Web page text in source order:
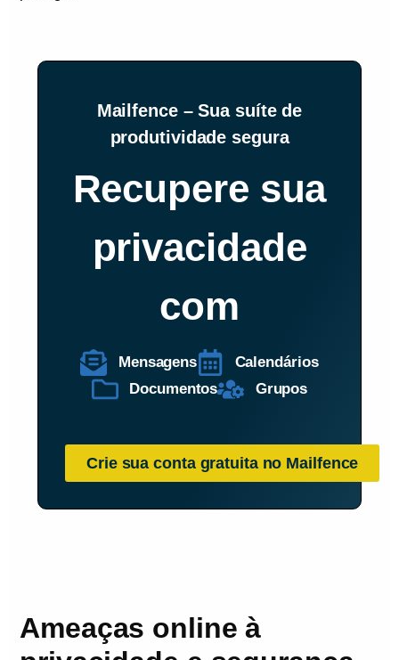
Mailfence – Sua suíte de
produtividade segura
Recupere sua
privacidade
com
Mensagens
Calendários
Documentos
Grupos
Crie sua conta gratuita no Mailfence
Ameaças online à